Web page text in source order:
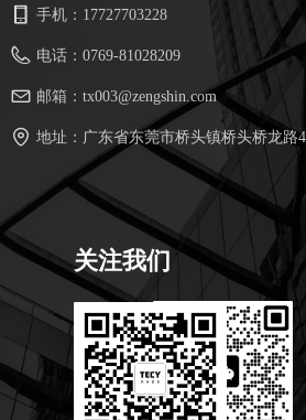
手机： 17727703228
电话： 0769-81028209
邮箱： tx003@zengshin.com
地址： 广东省东莞市桥头镇桥头桥龙路
关注我们